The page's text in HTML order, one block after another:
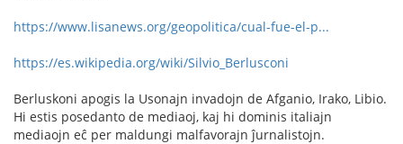
https://www.lisanews.org/geopolitica/cual-fue-el-p...
https://es.wikipedia.org/wiki/Silvio_Berlusconi
Berluskoni apogis la Usonajn invadojn de Afganio, Irako, Libio.
Hi estis posedanto de mediaoj, kaj hi dominis italiajn
mediaojn eĉ per maldungi malfavorajn ĵurnalistojn.